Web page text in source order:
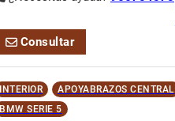
Consultar
INTERIOR APOYABRAZOS CENTRAL
BMW SERIE 5